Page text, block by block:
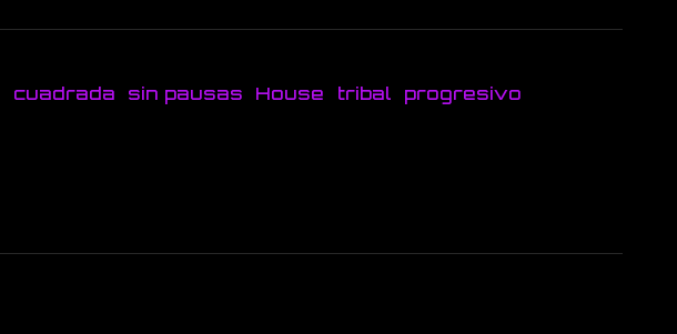
cuadrada sin pausas House tribal
progresivo